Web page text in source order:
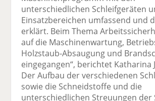
unterschiedlichen Schleifgeräten
Einsatzbereichen umfassend und
erklärt. Beim Thema
auf die Maschinenwartung,
Holzstaub-Absaugung und
eingegangen“, berichtet Katharina
Der Aufbau der verschiedenen
sowie die Schneidstoffe und die
unterschiedlichen Streuungen der